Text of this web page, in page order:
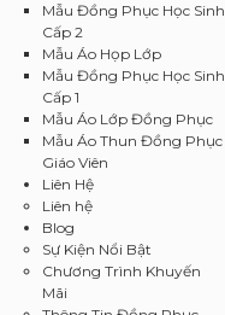
Mẫu Đồng Phục Học Sinh
Cấp 2
Mẫu Áo Họp Lớp
Mẫu Đồng Phục Học Sinh
Cấp 1
Mẫu Áo Lớp Đồng Phục
Mẫu Áo Thun Đồng Phục
Giáo Viên
Liên Hệ
Liên hệ
Blog
Sự Kiện Nổi Bật
Chương Trình Khuyến
Mãi